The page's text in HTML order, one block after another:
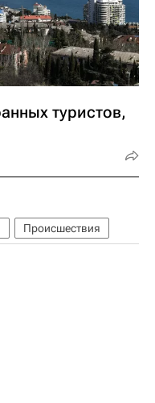
туристов,
Происшествия